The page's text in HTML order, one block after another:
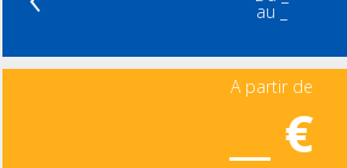
au _
A partir de
__ €